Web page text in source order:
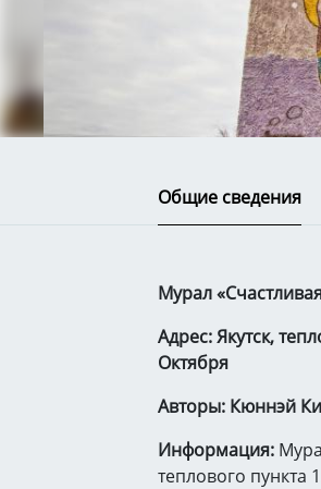
Общие сведения
Мурал
Адрес: Якутск,
Октября
Авторы: Кюннэй
Информация:
теплового пункта